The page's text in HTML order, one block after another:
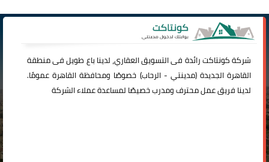
شركةكونتاكترائدة فى التسويق العقاري، لدينا باع طويل فى منطقة
القاهرة الجديدة (مدينتي -الرحاب) خصوصًا ومحافظة القاهرة عمومًا.
لدينا فريق عمل محترف ومدرب خصيصًا لمساعدة عملاء الشركة